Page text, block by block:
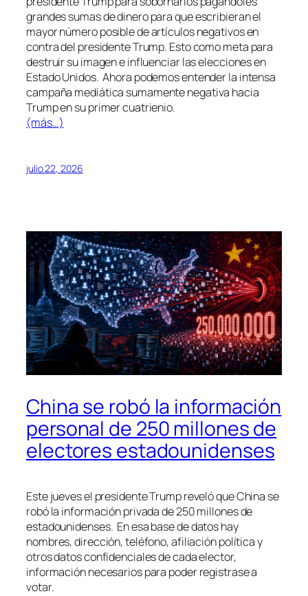
grandes sumas de dinero para que escribieran el
mayor número posible de artículos negativos en
contra del presidente Trump. Esto como meta para
destruir su imagen e influenciar las elecciones en
Estado Unidos. Ahora podemos entender la intensa
campaña mediática sumamente negativa hacia
Trump en su primer cuatrienio.
(más…)
julio 22, 2026
China se robó la información
personal de 250 millones de
electores estadounidenses
Este jueves el presidente Trump reveló que China se
robó la información privada de 250 millones de
estadounidenses. En esa base de datos hay
nombres, dirección, teléfono, afiliación política y
otros datos confidenciales de cada elector,
información necesarios para poder registrase a
votar.